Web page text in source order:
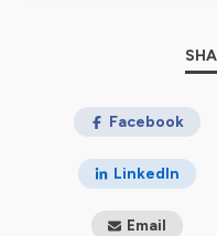
PPDP est un
Les 3
_______
📖Si cet épisode t'a
t'attendent dans le
Facebook
LinkedIn
Email